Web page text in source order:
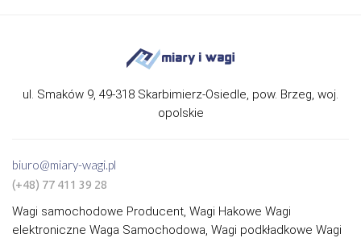
ul. Smaków 9, 49-318 Skarbimierz-Osiedle, pow. Brzeg, woj.
opolskie
biuro@miary-wagi.pl
(+48) 77 411 39 28
Wagi samochodowe Producent, Wagi Hakowe Wagi
elektroniczne Waga Samochodowa, Wagi podkładkowe Wagi